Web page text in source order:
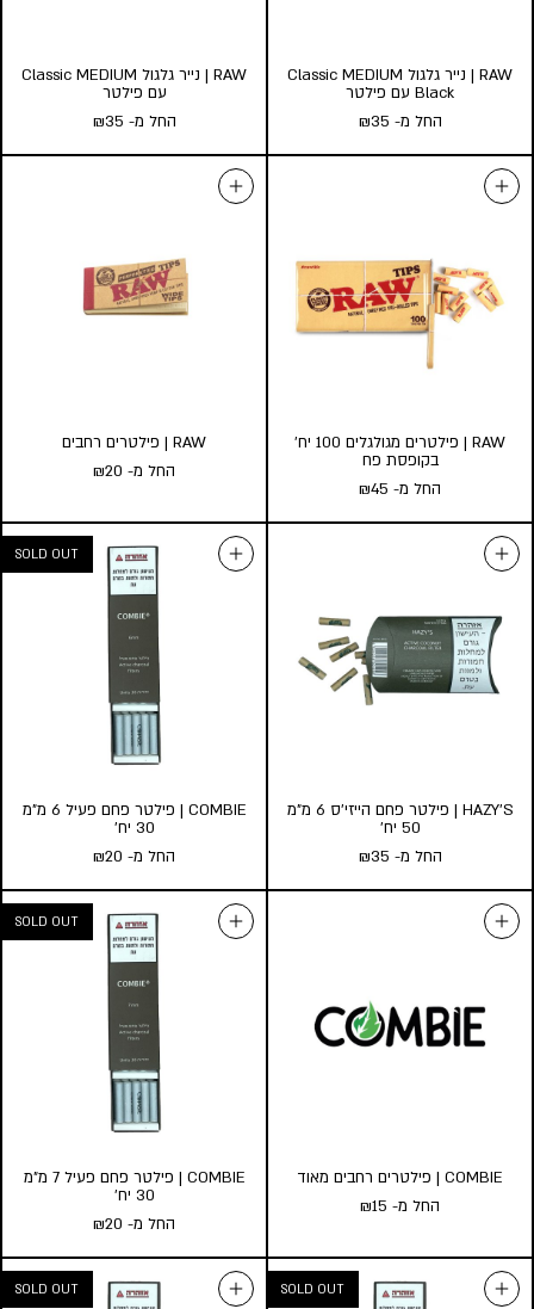
RAW | נייר גלגול Classic MEDIUM
Black עם פילטר
החל מ-
₪35
החל מ- ₪35
כמות במארז:
5
24
הוסף לעגלה
RAW | נייר גלגול Classic MEDIUM
עם פילטר
החל מ-
₪35
החל מ-
כמות במארז:
5
10
24
RAW | פילטרים מגולגלים 100 יח’
בקופסת פח
החל מ-
₪45
החל מ- ₪ 45
כמות במארז:
1
2
RAW | פילטרים רחבים
החל מ-
₪20
החל מ-20
כמות במארז:
10
20
הוסף לעגלה
HAZY’S | פילטר פחם הייזי’ס 6 מ”מ
50 יח’
החל מ-
₪35
כמות במארז:
COMBIE | פילטר פחם פעיל 6 מ”מ
30 יח’
החל מ-
₪20
COMBIE | פילטרים רחבים מאוד
החל מ-
₪15
COMBIE | פילטרים רחבים מאוד
COMBIE | פילטר פחם פעיל 7 מ”מ
30 יח’
החל מ-
₪20